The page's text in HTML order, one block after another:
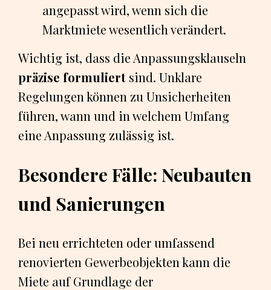
angepasst wird, wenn sich die
Marktmiete wesentlich verändert.
Wichtig ist, dass die Anpassungsklauseln
präzise formuliert sind. Unklare
Regelungen können zu Unsicherheiten
führen, wann und in welchem Umfang
eine Anpassung zulässig ist.
Besondere Fälle: Neubauten
und Sanierungen
Bei neu errichteten oder umfassend
renovierten Gewerbeobjekten kann die
Miete auf Grundlage der